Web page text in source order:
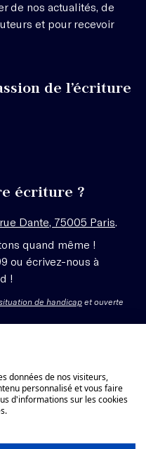
de nos actualités, de
et pour recevoir
de l’écriture
écriture ?
Dante, 75005 Paris
quand même !
ou écrivez-nous à
!
de handicap et ouverte
sous le numéro
région Île-de-France.
vente
données de nos visiteurs,
personnalisé et vous faire
d'informations sur les cookies